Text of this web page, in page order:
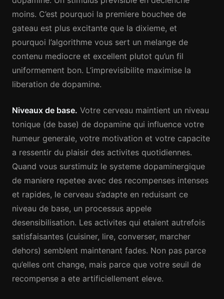
moins. C’est pourquoi la premiere bouchee de
gateau est plus excitante que la dixieme, et
pourquoi l’algorithme vous sert un melange de
contenu mediocre et excellent plutot qu’un fil
uniformement bon. L’imprevisibilite maximise la
liberation de dopamine.
Niveaux de base. Votre cerveau maintient un niveau
tonique (de base) de dopamine qui influence votre
humeur generale, votre motivation et votre capacite
a ressentir du plaisir des activites quotidiennes.
Quand vous surstimulz le systeme dopaminergique
de maniere repetee avec des recompenses intenses
et rapides, le cerveau s’adapte en reduisant ce
niveau de base, un processus appele
desensibilisation. Les activites qui etaient autrefois
satisfaisantes (cuisiner, lire, converser, marcher
dehors) semblent maintenant fades. Non pas parce
qu’elles ont change, mais parce que votre seuil de
recompense a ete artificiellement eleve.